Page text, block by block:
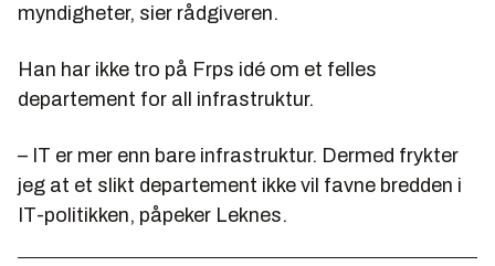
myndigheter, sier rådgiveren.
Han har ikke tro på Frps idé om et felles
departement for all infrastruktur.
– IT er mer enn bare infrastruktur. Dermed frykter
jeg at et slikt departement ikke vil favne bredden i
IT-politikken, påpeker Leknes.